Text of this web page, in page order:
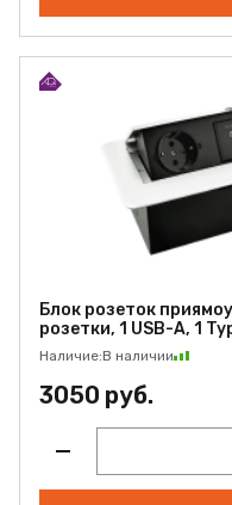
Блок розеток
розетки, 1 USB-A, 1
Наличие:В наличии
3050 руб.